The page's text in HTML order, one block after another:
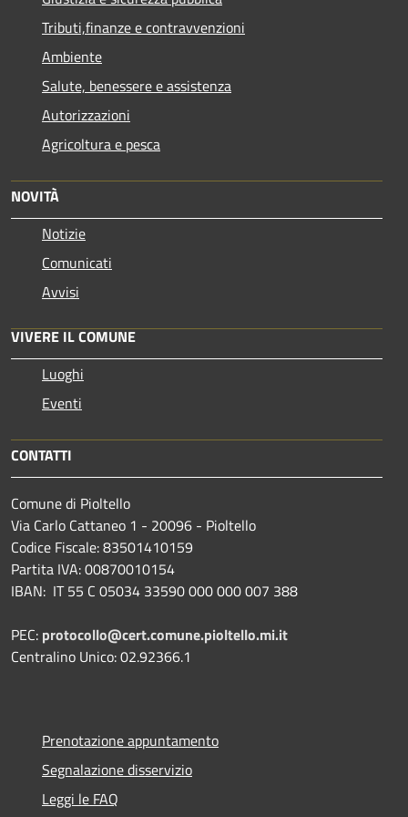
Tributi,finanze e contravvenzioni
Ambiente
Salute, benessere e assistenza
Autorizzazioni
Agricoltura e pesca
NOVITÀ
Notizie
Comunicati
Avvisi
VIVERE IL COMUNE
Luoghi
Eventi
CONTATTI
Comune di Pioltello
Via Carlo Cattaneo 1 - 20096 - Pioltello
Codice Fiscale: 83501410159
Partita IVA: 00870010154
IBAN: IT 55 C 05034 33590 000 000 007 388
PEC: protocollo@cert.comune.pioltello.mi.it
Centralino Unico: 02.92366.1
Prenotazione appuntamento
Segnalazione disservizio
Leggi le FAQ